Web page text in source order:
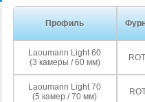
Профиль
Laoumann Light 60
(3 камеры / 60 мм)
Laoumann Light 70
(5 камер / 70 мм)